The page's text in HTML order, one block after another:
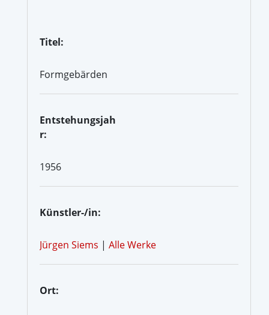
Titel:
Formgebärden
Entstehungsjah
r:
1956
Künstler-/in:
Jürgen Siems | Alle Werke
Ort: